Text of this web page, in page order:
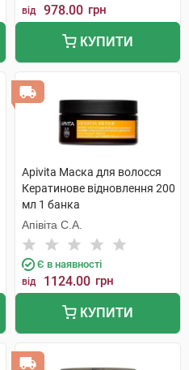
від 978.00 грн
КУПИТИ
Apivita Маска для волосся
Кератинове відновлення 200
мл 1 банка
Апівіта С.А.
Є в наявності
від 1124.00 грн
КУПИТИ